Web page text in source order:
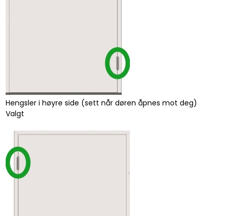
Hengsler i høyre side (sett når døren åpnes mot deg)
Valgt